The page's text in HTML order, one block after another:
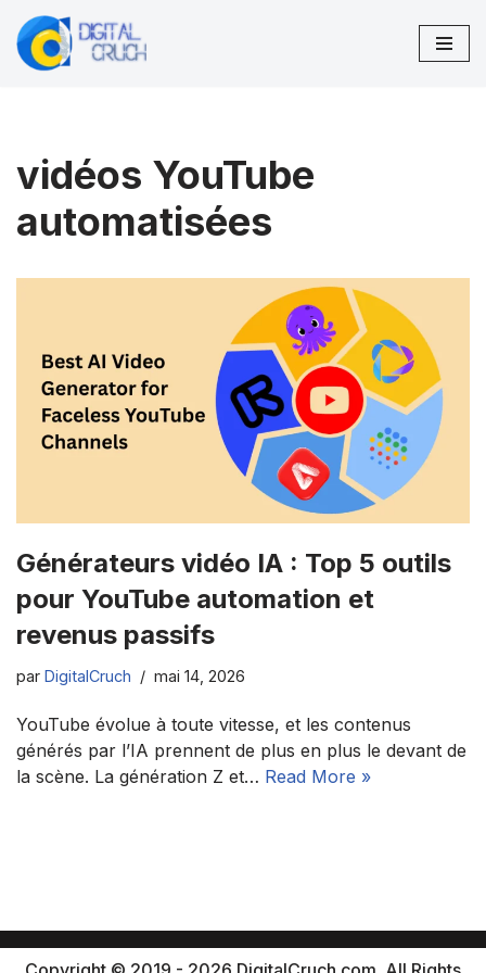
Aller
vidéos YouTube
automatisées
Générateurs vidéo IA : Top 5 outils
pour YouTube automation et
revenus passifs
par DigitalCruch mai 14, 2026
YouTube évolue à toute vitesse, et les contenus
générés par l’IA prennent de plus en plus le devant de
la scène. La génération Z et… Read More »